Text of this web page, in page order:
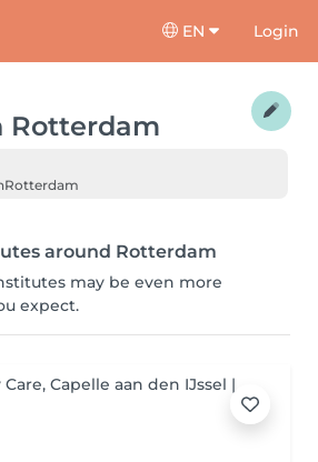
EN Login
Rotterdam
Rotterdam
around Rotterdam
may be even more
expect.